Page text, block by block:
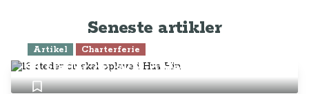
Seneste artikler
Artikel Charterferie
13 steder du skal opleve i Hua Hin